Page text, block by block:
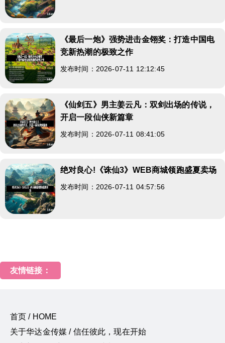
《最后一炮》强势进击金翎奖：打造中国电
竞新热潮的极致之作
发布时间：2026-07-11 12:12:45
《仙剑五》男主姜云凡：双剑出场的传说，
开启一段仙侠新篇章
发布时间：2026-07-11 08:41:05
绝对良心!《诛仙3》WEB商城领跑盛夏卖场
发布时间：2026-07-11 04:57:56
友情链接：
首页 / HOME
关于华达金传媒 / 信任彼此，现在开始